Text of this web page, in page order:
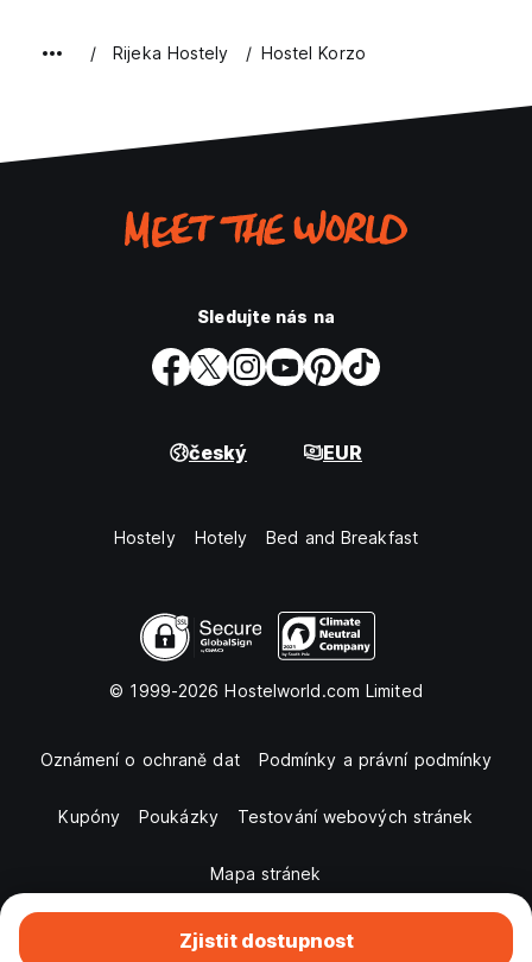
Zjistit dostupnost
Rijeka Hostely Hostel Korzo
Sledujte nás na
český EUR
Hostely Hotely Bed and Breakfast
© 1999-2026 Hostelworld.com Limited
Oznámení o ochraně dat Podmínky a právní podmínky
Kupóny Poukázky Testování webových stránek
Mapa stránek